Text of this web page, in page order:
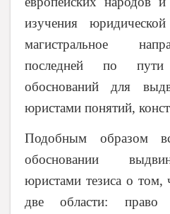
изучения
магистральное
последней по
обоснований для
юристами понятий,
Подобным образом
обосновании
юристами тезиса о том,
две области: